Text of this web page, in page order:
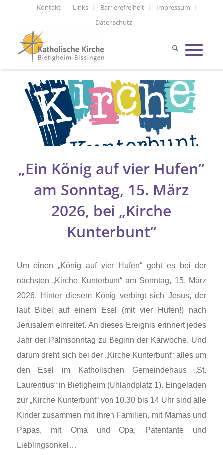
Kontakt Links Barrierefreiheit
Impressum
Datenschutz
„Ein König auf vier Hufen“
am Sonntag, 15. März
2026, bei „Kirche
Kunterbunt“
Um einen „König auf vier Hufen“ geht es bei der
nächsten „Kirche Kunterbunt“ am Sonntag, 15. März
2026. Hinter diesem König verbirgt sich Jesus, der
laut Bibel auf einem Esel (mit vier Hufen!) nach
Jerusalem einreitet. An dieses Ereignis erinnert jedes
Jahr der Palmsonntag zu Beginn der Karwoche. Und
darum dreht sich bei der „Kirche Kunterbunt“ alles um
den Esel im Katholischen Gemeindehaus „St.
Laurentius“ in Bietigheim (Uhlandplatz 1). Eingeladen
zur „Kirche Kunterbunt“ von 10.30 bis 14 Uhr sind alle
Kinder zusammen mit ihren Familien, mit Mamas und
Papas, mit Oma und Opa, Patentante und
Lieblingsonkel…